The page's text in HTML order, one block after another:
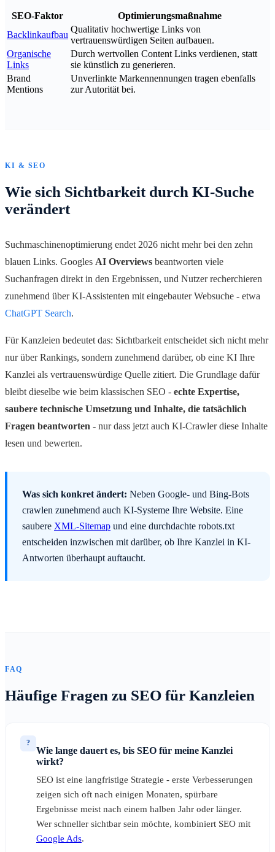
SEO-Faktor
Optimierungsmaßnahme
Backlinkaufbau
Qualitativ hochwertige Links von
vertrauenswürdigen Seiten aufbauen.
Organische
Links
Durch wertvollen Content Links verdienen, statt
sie künstlich zu generieren.
Brand
Mentions
Unverlinkte Markennennungen tragen ebenfalls
zur Autorität bei.
KI & SEO
Wie sich Sichtbarkeit durch KI-Suche
verändert
Suchmaschinenoptimierung endet 2026 nicht mehr bei den zehn
blauen Links. Googles AI Overviews beantworten viele
Suchanfragen direkt in den Ergebnissen, und Nutzer recherchieren
zunehmend über KI-Assistenten mit eingebauter Websuche - etwa
ChatGPT Search.
Für Kanzleien bedeutet das: Sichtbarkeit entscheidet sich nicht mehr
nur über Rankings, sondern zunehmend darüber, ob eine KI Ihre
Kanzlei als vertrauenswürdige Quelle zitiert. Die Grundlage dafür
bleibt dieselbe wie beim klassischen SEO - echte Expertise,
saubere technische Umsetzung und Inhalte, die tatsächlich
Fragen beantworten - nur dass jetzt auch KI-Crawler diese Inhalte
lesen und bewerten.
Was sich konkret ändert: Neben Google- und Bing-Bots
crawlen zunehmend auch KI-Systeme Ihre Website. Eine
saubere XML-Sitemap und eine durchdachte robots.txt
entscheiden inzwischen mit darüber, ob Ihre Kanzlei in KI-
Antworten überhaupt auftaucht.
FAQ
Häufige Fragen zu SEO für Kanzleien
?
Wie lange dauert es, bis SEO für meine Kanzlei
wirkt?
SEO ist eine langfristige Strategie - erste Verbesserungen
zeigen sich oft nach einigen Monaten, spürbare
Ergebnisse meist nach einem halben Jahr oder länger.
Wer schneller sichtbar sein möchte, kombiniert SEO mit
Google Ads.